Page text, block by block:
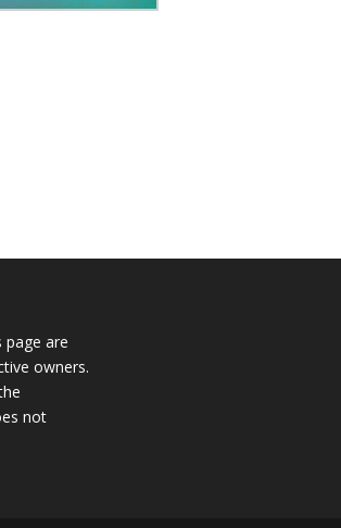
page are
owners.
not